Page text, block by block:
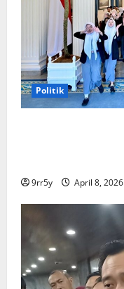
Politik
9rr5y April 8, 2026